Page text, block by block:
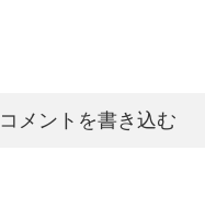
コメントを書き込む